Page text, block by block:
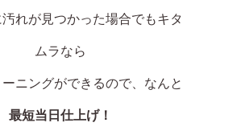
れが見つかった場合でもキタ
ムラなら
ニングができるので、なんと
最短当日仕上げ！